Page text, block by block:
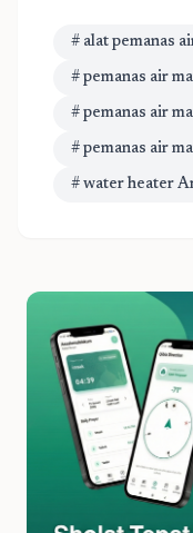
# alat pemanas
# pemanas air
# pemanas air
# pemanas air
# water heater